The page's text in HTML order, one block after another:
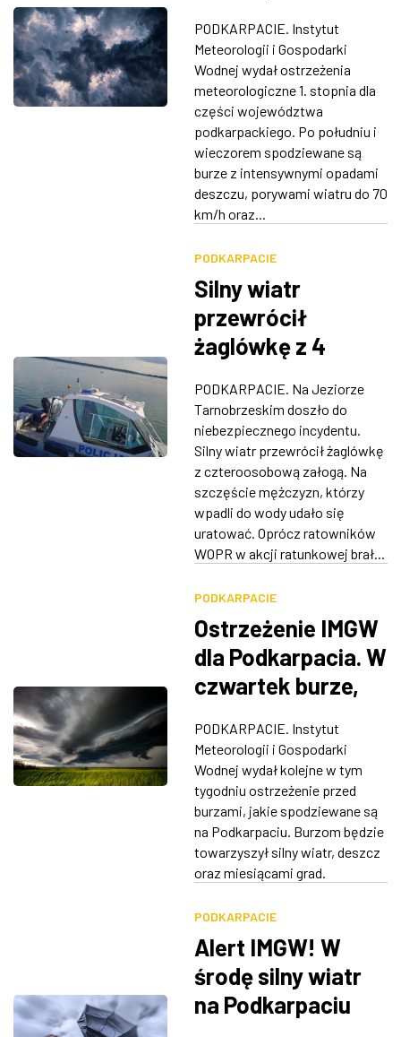
PODKARPACIE. Instytut
Meteorologii i Gospodarki
Wodnej wydał ostrzeżenia
meteorologiczne 1. stopnia dla
części województwa
podkarpackiego. Po południu i
wieczorem spodziewane są
burze z intensywnymi opadami
deszczu, porywami wiatru do 70
km/h oraz...
PODKARPACIE
Silny wiatr
przewrócił
żaglówkę z 4
Jeziorze
Tarnobrzeskim
PODKARPACIE. Na Jeziorze
Tarnobrzeskim doszło do
niebezpiecznego incydentu.
Silny wiatr przewrócił żaglówkę
z czteroosobową załogą. Na
szczęście mężczyzn, którzy
wpadli do wody udało się
uratować. Oprócz ratowników
WOPR w akcji ratunkowej brał...
PODKARPACIE
Ostrzeżenie IMGW
dla Podkarpacia. W
czwartek burze,
wiatr
PODKARPACIE. Instytut
Meteorologii i Gospodarki
Wodnej wydał kolejne w tym
tygodniu ostrzeżenie przed
burzami, jakie spodziewane są
na Podkarpaciu. Burzom będzie
towarzyszył silny wiatr, deszcz
oraz miesiącami grad.
PODKARPACIE
Alert IMGW! W
środę silny wiatr
na Podkarpaciu